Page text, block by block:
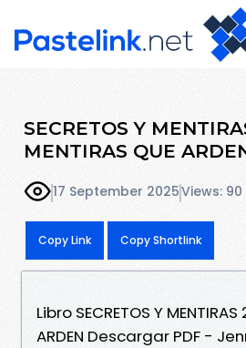
SECRETOS Y
MENTIRAS QUE
17 September 2025Views: 90
Copy Link Copy Shortlink
Libro SECRETOS Y MENTIRAS
ARDEN Descargar PDF -